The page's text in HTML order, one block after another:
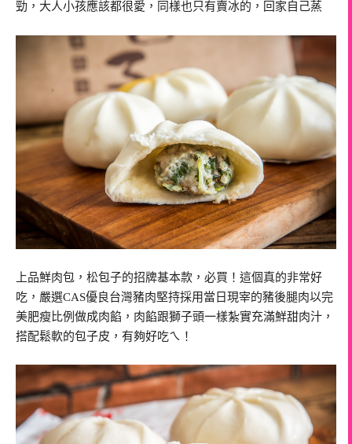
勁，大人小孩應該都很愛，同樣也只有賣冰的，回家自己蒸
上品鮮肉包，松包子的招牌基本款，必買！這個真的非常好
吃，嚴選CAS優良台灣豬肉堅持採用當日現宰的豬後腿肉以完
美肥瘦比例做成肉餡，肉餡跟獅子頭一樣紮實充滿鮮甜肉汁，
搭配鬆軟的包子皮，有夠好吃ㄟ！